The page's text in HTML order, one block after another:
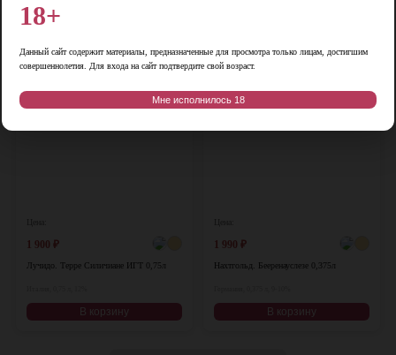
♡
1 900 ₽
Лучидо. Терре Силичиане ИГТ 0,75л
В корзину
1 990 ₽
Нахтгольд. Бееренауслезе 0,375л
В корзину
18+
Данный сайт содержит материалы, предназначенные для просмотра только лицам, достигшим
совершеннолетия. Для входа на сайт подтвердите свой возраст.
Мне исполнилось 18